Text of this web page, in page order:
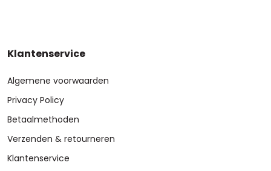
Klantenservice
Algemene voorwaarden
Privacy Policy
Betaalmethoden
Verzenden & retourneren
Klantenservice